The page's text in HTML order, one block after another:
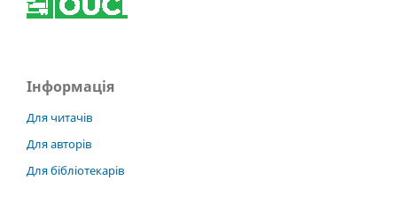
Інформація
Для читачів
Для авторів
Для бібліотекарів